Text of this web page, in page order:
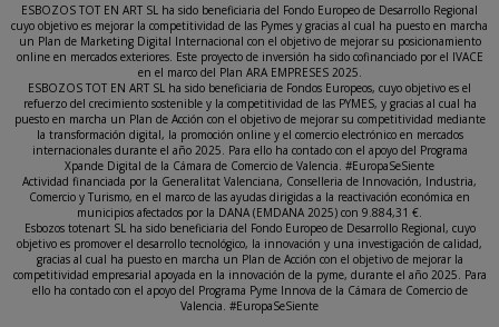
ESBOZOS TOT EN ART SL ha sido beneficiaria del Fondo Europeo de Desarrollo Regional
cuyo objetivo es mejorar la competitividad de las Pymes y gracias al cual ha puesto en marcha
un Plan de Marketing Digital Internacional con el objetivo de mejorar su posicionamiento
online en mercados exteriores. Este proyecto de inversión ha sido cofinanciado por el IVACE
en el marco del Plan ARA EMPRESES 2025.
ESBOZOS TOT EN ART SL ha sido beneficiaria de Fondos Europeos, cuyo objetivo es el
refuerzo del crecimiento sostenible y la competitividad de las PYMES, y gracias al cual ha
puesto en marcha un Plan de Acción con el objetivo de mejorar su competitividad mediante
la transformación digital, la promoción online y el comercio electrónico en mercados
internacionales durante el año 2025. Para ello ha contado con el apoyo del Programa
Xpande Digital de la Cámara de Comercio de Valencia. #EuropaSeSiente
Actividad financiada por la Generalitat Valenciana, Conselleria de Innovación, Industria,
Comercio y Turismo, en el marco de las ayudas dirigidas a la reactivación económica en
municipios afectados por la DANA (EMDANA 2025) con 9.884,31 €.
Esbozos totenart SL ha sido beneficiaria del Fondo Europeo de Desarrollo Regional, cuyo
objetivo es promover el desarrollo tecnológico, la innovación y una investigación de calidad,
gracias al cual ha puesto en marcha un Plan de Acción con el objetivo de mejorar la
competitividad empresarial apoyada en la innovación de la pyme, durante el año 2025. Para
ello ha contado con el apoyo del Programa Pyme Innova de la Cámara de Comercio de
Valencia. #EuropaSeSiente